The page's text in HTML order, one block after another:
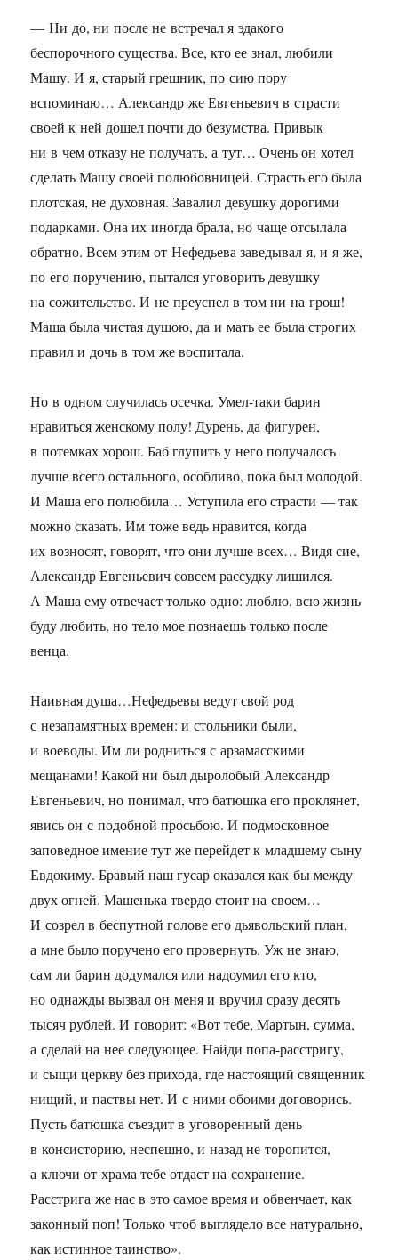
— Ни до, ни после не встречал я эдакого
беспорочного существа. Все, кто ее знал, любили
Машу. И я, старый грешник, по сию пору
вспоминаю… Александр же Евгеньевич в страсти
своей к ней дошел почти до безумства. Привык
ни в чем отказу не получать, а тут… Очень он хотел
сделать Машу своей полюбовницей. Страсть его была
плотская, не духовная. Завалил девушку дорогими
подарками. Она их иногда брала, но чаще отсылала
обратно. Всем этим от Нефедьева заведывал я, и я же,
по его поручению, пытался уговорить девушку
на сожительство. И не преуспел в том ни на грош!
Маша была чистая душою, да и мать ее была строгих
правил и дочь в том же воспитала.
Но в одном случилась осечка. Умел-таки барин
нравиться женскому полу! Дурень, да фигурен,
в потемках хорош. Баб глупить у него получалось
лучше всего остального, особливо, пока был молодой.
И Маша его полюбила… Уступила его страсти — так
можно сказать. Им тоже ведь нравится, когда
их возносят, говорят, что они лучше всех… Видя сие,
Александр Евгеньевич совсем рассудку лишился.
А Маша ему отвечает только одно: люблю, всю жизнь
буду любить, но тело мое познаешь только после
венца.
Наивная душа…Нефедьевы ведут свой род
с незапамятных времен: и стольники были,
и воеводы. Им ли родниться с арзамасскими
мещанами! Какой ни был дыролобый Александр
Евгеньевич, но понимал, что батюшка его проклянет,
явись он с подобной просьбою. И подмосковное
заповедное имение тут же перейдет к младшему сыну
Евдокиму. Бравый наш гусар оказался как бы между
двух огней. Машенька твердо стоит на своем…
И созрел в беспутной голове его дьявольский план,
а мне было поручено его провернуть. Уж не знаю,
сам ли барин додумался или надоумил его кто,
но однажды вызвал он меня и вручил сразу десять
тысяч рублей. И говорит: «Вот тебе, Мартын, сумма,
а сделай на нее следующее. Найди попа-расстригу,
и сыщи церкву без прихода, где настоящий священник
нищий, и паствы нет. И с ними обоими договорись.
Пусть батюшка съездит в уговоренный день
в консисторию, неспешно, и назад не торопится,
а ключи от храма тебе отдаст на сохранение.
Расстрига же нас в это самое время и обвенчает, как
законный поп! Только чтоб выглядело все натурально,
как истинное таинство».